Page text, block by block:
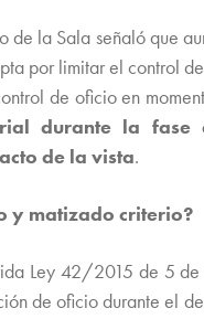
la Sala señaló que
por limitar el control
de oficio en
durante la
de la vista.
y matizado criterio?
Ley 42/2015 de 5
de oficio durante el